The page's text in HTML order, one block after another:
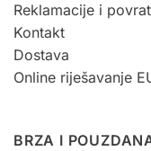
Reklamacije i povrat
Kontakt
Dostava
Online riješavanje
BRZA I